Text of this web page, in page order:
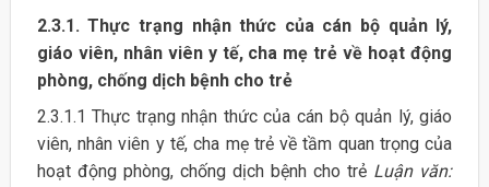
2.3.1. Thực trạng nhận thức của cán bộ quản lý,
giáo viên, nhân viên y tế, cha mẹ trẻ về hoạt động
phòng, chống dịch bệnh cho trẻ
2.3.1.1 Thực trạng nhận thức của cán bộ quản lý, giáo
viên, nhân viên y tế, cha mẹ trẻ về tầm quan trọng của
hoạt động phòng, chống dịch bệnh cho trẻ Luận văn: